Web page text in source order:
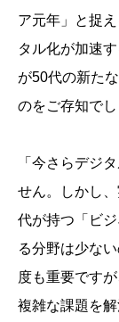
ア元年」と捉
タル化が加速
が50代の新た
のをご存知でし
「今さらデジ
せん。しかし
代が持つ「ビ
る分野は少な
度も重要です
複雑な課題を